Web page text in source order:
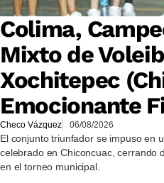
Colima,
Mixto de
Xochitepec
Emocionante
Checo Vázquez 06/08/2026
El conjunto triunfador se impuso en
celebrado en Chiconcuac, cerrando
en el torneo municipal.